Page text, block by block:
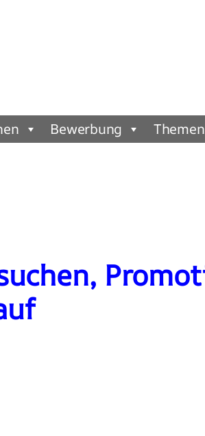
Bewerbung Themen